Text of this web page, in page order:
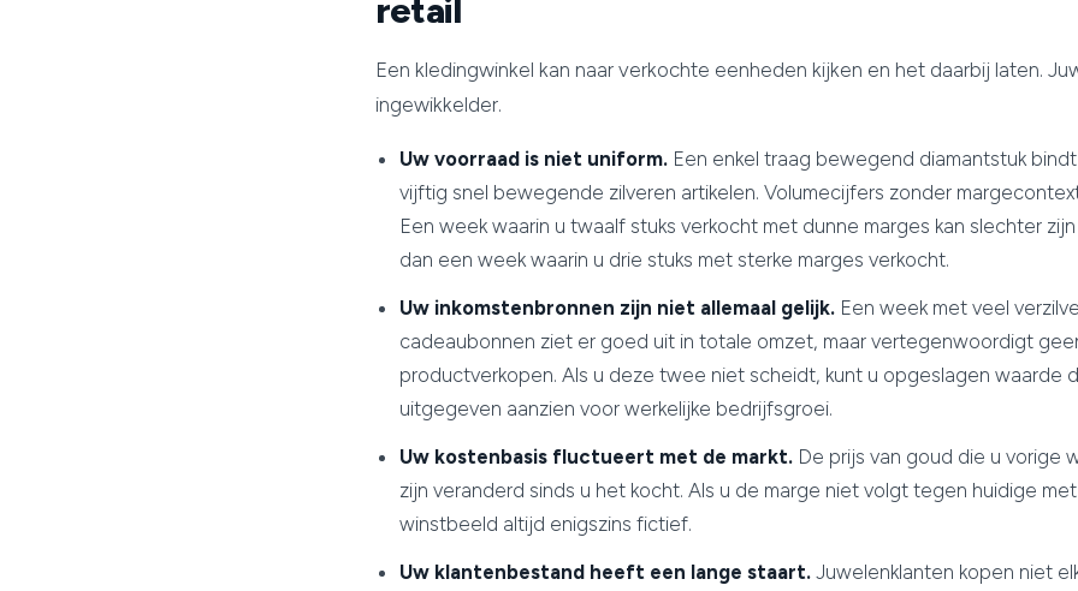
retail
Een kledingwinkel kan naar verkochte eenheden kijken en het daarbij laten.
ingewikkelder.
Uw voorraad is niet uniform. Een enkel traag bewegend diamantstuk
vijftig snel bewegende zilveren artikelen. Volumecijfers zonder
Een week waarin u twaalf stuks verkocht met dunne marges kan slechter
dan een week waarin u drie stuks met sterke marges verkocht.
Uw inkomstenbronnen zijn niet allemaal gelijk. Een week met veel
cadeaubonnen ziet er goed uit in totale omzet, maar vertegenwoordigt
productverkopen. Als u deze twee niet scheidt, kunt u opgeslagen waarde
uitgegeven aanzien voor werkelijke bedrijfsgroei.
Uw kostenbasis fluctueert met de markt. De prijs van goud die u vorige
zijn veranderd sinds u het kocht. Als u de marge niet volgt tegen huidige
winstbeeld altijd enigszins fictief.
Uw klantenbestand heeft een lange staart. Juwelenklanten kopen niet